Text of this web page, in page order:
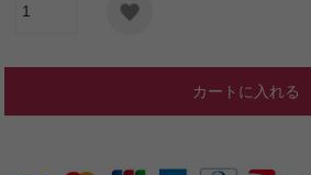
カートに入れる